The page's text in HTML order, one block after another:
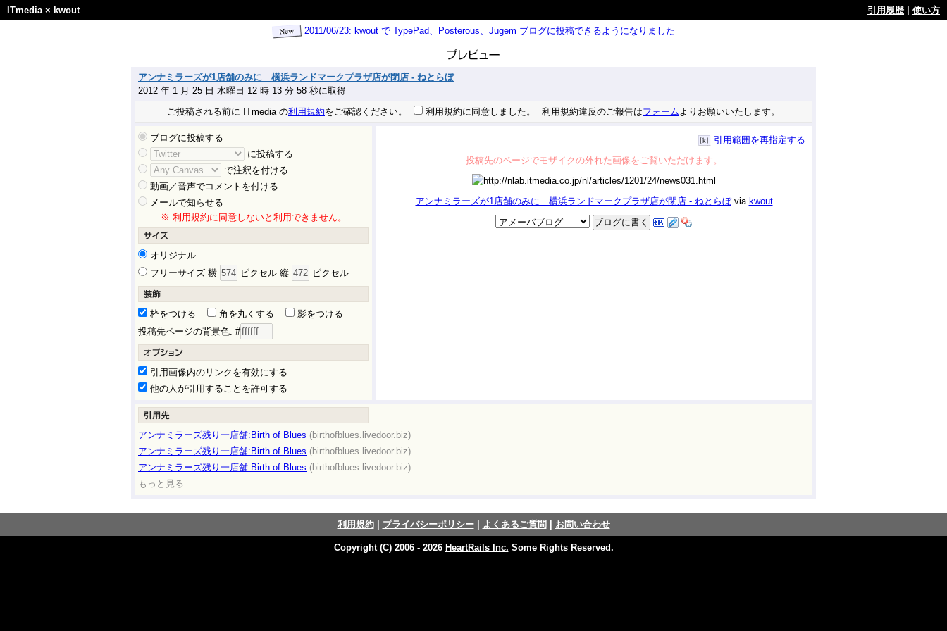
ITmedia× kwout 引用履歴
使い方
2011/06/23: kwout で TypePad、Posterous、Jugem ブログに投稿できるようになりました
アンナミラーズが1店舗のみに 横浜ランドマークプラザ店が閉店 - ねとらぼ
2012 年 1 月 25 日 水曜日 12 時 13 分 58 秒に取得
ご投稿される前に ITmedia の利用規約をご確認ください。 利用規約に同意しました。 利用規約違反のご報告はフォーム よりお願いいたします。
ブログに投稿する
に投稿する
で注釈を付ける
動画／音声でコメントを付ける
メールで知らせる
※ 利用規約に同意しないと利用できません。
オリジナル
フリーサイズ 横
ピクセル 縦 ピクセル
枠をつける 角を丸くする
影をつける
投稿先ページの背景色: #
引用画像内のリンクを有効にする
他の人が引用することを許可する
引用範囲を再指定する
投稿先のページでモザイクの外れた画像をご覧いただけます。
アンナミラーズが1店舗のみに 横浜ランドマークプラザ店が閉店 - ねとらぼvia kwout
アンナミラーズ残り一店舗:Birth of Blues (birthofblues.livedoor.biz)
アンナミラーズ残り一店舗:Birth of Blues (birthofblues.livedoor.biz)
アンナミラーズ残り一店舗:Birth of Blues (birthofblues.livedoor.biz)
もっと見る
利用規約| プライバシーポリシー| よくあるご質問 | お問い合わせ
Copyright (C) 2006 - 2026 HeartRails Inc. Some Rights Reserved.